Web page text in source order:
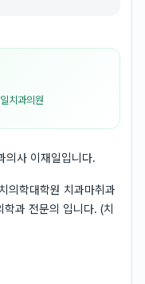
치과의원
의사 이재일입니다.
의학대학원 치과마취과
과 전문의 입니다. (치